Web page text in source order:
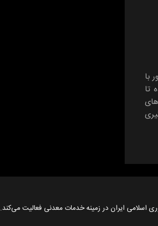
با
تا
اسلامی ایران در زمینه خدمات معدنی فعالیت می‌کند.